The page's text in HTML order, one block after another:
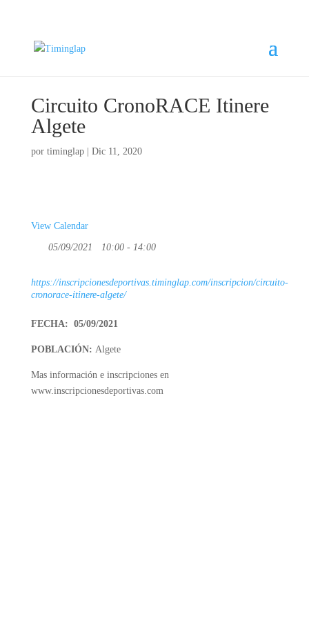
Circuito CronoRACE Itinere
Algete
por timinglap| Dic 11, 2020
View Calendar
05/09/2021 10:00 - 14:00
https://inscripcionesdeportivas.timinglap.com/inscripcion/circuito-
cronorace-itinere-algete/
FECHA: 05/09/2021
POBLACIÓN: Algete
Mas información e inscripciones en
www.inscripcionesdeportivas.com